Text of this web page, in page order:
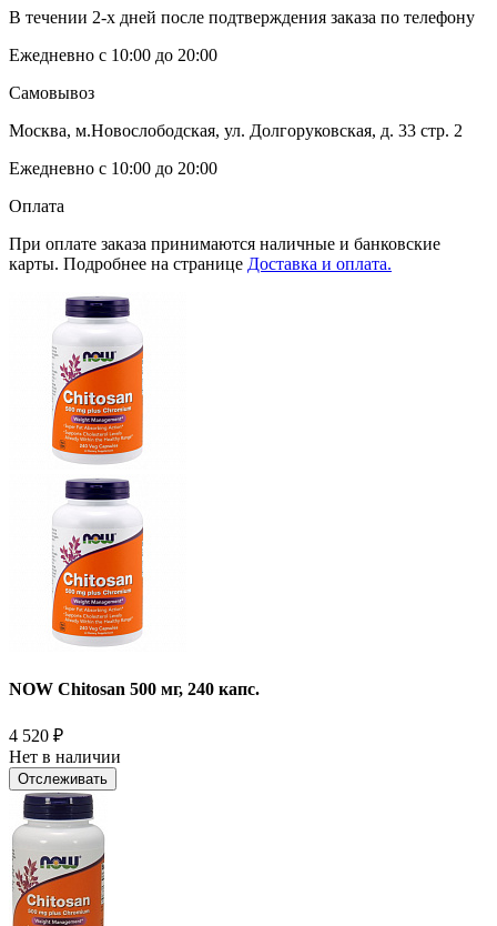
В течении 2-х дней после подтверждения заказа по телефону
Ежедневно с 10:00 до 20:00
Самовывоз
Москва, м.Новослободская, ул. Долгоруковская, д. 33 стр. 2
Ежедневно с 10:00 до 20:00
Оплата
При оплате заказа принимаются наличные и банковские
карты. Подробнее на странице Доставка и оплата.
NOW Chitosan 500 мг, 240 капс.
4 520 ₽
Нет в наличии
Отслеживать